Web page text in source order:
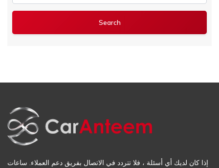
إذا كان لديك أي أسئلة ، فلا تتردد في الاتصال بفريق دعم العملاء. ساعات